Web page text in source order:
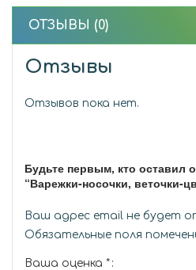
ОТЗЫВЫ (0)
Отзывы
Отзывов пока нет.
Будьте первым, кто оставил
“Варежки-носочки, веточки-
Ваш адрес email не будет
Обязательные поля
Ваша оценка *